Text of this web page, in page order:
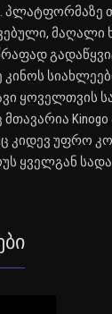
მაღალი
ყოველთვის
Kinogo
კიდევ უფრო
ყველგან